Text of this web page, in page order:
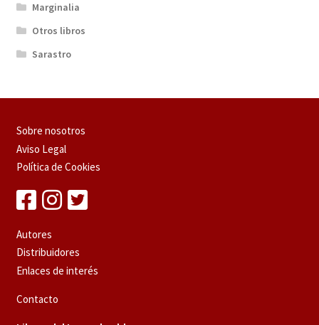
Marginalia
Otros libros
Sarastro
Sobre nosotros
Aviso Legal
Política de Cookies
Autores
Distribuidores
Enlaces de interés
Contacto